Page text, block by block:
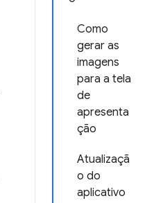
Como
gerar as
imagens
para a tela
de
apresenta
ção
Atualizaçã
o do
aplicativo